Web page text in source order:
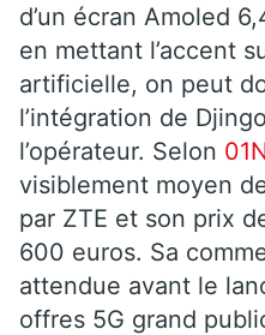
d’un écran Amoled
en mettant l’accent
artificielle, on peut
l’intégration de
l’opérateur. Selon
visiblement moyen
par ZTE et son prix
600 euros. Sa
attendue avant le
offres 5G grand